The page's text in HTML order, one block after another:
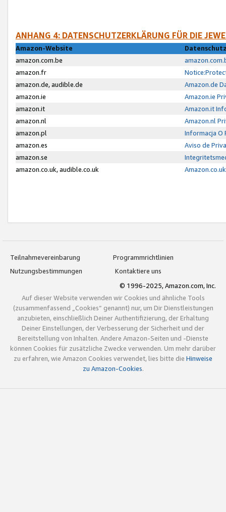
ANHANG 4: DATENSCHUTZERKLÄRUNG FÜR DIE
Amazon-Website
amazon.com.be
amazon.fr
amazon.de, audible.de
Amazon.de
amazon.ie
Amazon.ie
amazon.it
Amazon.it
amazon.nl
Amazon.nl
amazon.pl
Informacja O
amazon.es
Aviso de
amazon.se
amazon.co.uk, audible.co.uk
Teilnahmevereinbarung
Programmrichtlinien
Nutzungsbestimmungen
Kontaktiere uns
© 1996-2025, Amazon.com, Inc.
Auf dieser Website verwenden wir Cookies und ähnliche Tools
(zusammenfassend „Cookies“ genannt) nur, um Dir Dienstleistungen
anzubieten, einschließlich Deiner Authentifizierung, der Erhaltung
Deiner Einstellungen, der Verbesserung der Sicherheit und der
Bereitstellung von Inhalten. Andere Amazon-Seiten und -Dienste
können Cookies für zusätzliche Zwecke verwenden. Um mehr darüber
zu erfahren, wie Amazon Cookies verwendet, lies bitte die Hinweise
zu Amazon-Cookies.